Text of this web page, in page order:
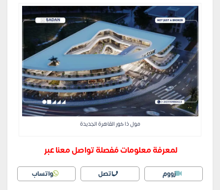
مول ذا كور القاهرة الجديدة
لمعرفة معلومات مُفصلة تواصل معنا عبر
زووم اتصل واتساب